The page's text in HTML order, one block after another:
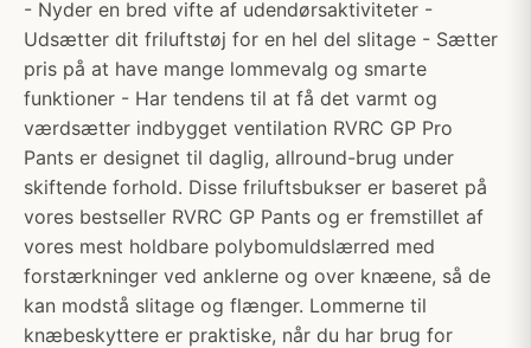
- Nyder en bred vifte af udendørsaktiviteter -
Udsætter dit friluftstøj for en hel del slitage - Sætter
pris på at have mange lommevalg og smarte
funktioner - Har tendens til at få det varmt og
værdsætter indbygget ventilation RVRC GP Pro
Pants er designet til daglig, allround-brug under
skiftende forhold. Disse friluftsbukser er baseret på
vores bestseller RVRC GP Pants og er fremstillet af
vores mest holdbare polybomuldslærred med
forstærkninger ved anklerne og over knæene, så de
kan modstå slitage og flænger. Lommerne til
knæbeskyttere er praktiske, når du har brug for